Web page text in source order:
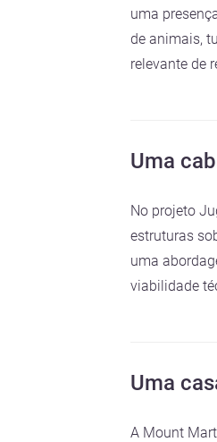
uma
de animais,
relevante de
Uma
No projeto
estruturas
uma
viabilidade
Uma
A Mount